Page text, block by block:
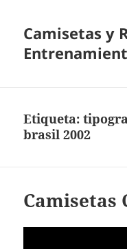
Camisetas y
Etiqueta:
brasil 2002
Camisetas